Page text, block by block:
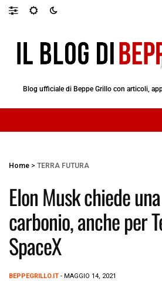
Blog ufficiale di Beppe Grillo con articoli,
Home > TERRA FUTURA
Elon Musk chiede
carbonio, anche per
SpaceX
BEPPEGRILLO.IT - MAGGIO 14, 2021